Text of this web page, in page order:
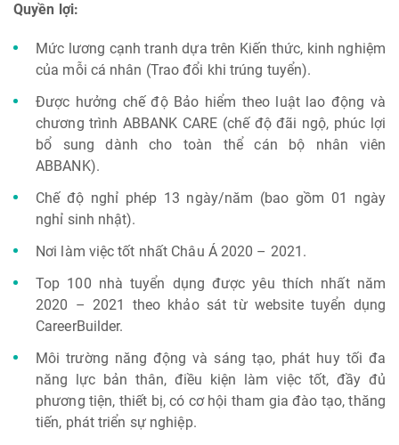
Quyền lợi:
Mức lương cạnh tranh dựa trên Kiến thức, kinh nghiệm
của mỗi cá nhân (Trao đổi khi trúng tuyển).
Được hưởng chế độ Bảo hiểm theo luật lao động và
chương trình ABBANK CARE (chế độ đãi ngộ, phúc lợi
bổ sung dành cho toàn thể cán bộ nhân viên
ABBANK).
Chế độ nghỉ phép 13 ngày/năm (bao gồm 01 ngày
nghỉ sinh nhật).
Nơi làm việc tốt nhất Châu Á 2020 – 2021.
Top 100 nhà tuyển dụng được yêu thích nhất năm
2020 – 2021 theo khảo sát từ website tuyển dụng
CareerBuilder.
Môi trường năng động và sáng tạo, phát huy tối đa
năng lực bản thân, điều kiện làm việc tốt, đầy đủ
phương tiện, thiết bị, có cơ hội tham gia đào tạo, thăng
tiến, phát triển sự nghiệp.